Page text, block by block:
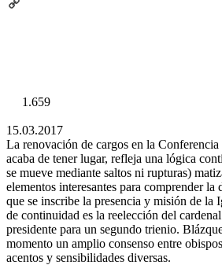
1.659
15.03.2017
La renovación de cargos en la
acaba de tener lugar, refleja una lógica
se mueve mediante saltos ni rupturas)
elementos interesantes para comprender la
que se inscribe la presencia y misión de la
de continuidad es la reelección del
presidente para un segundo trienio.
momento un amplio consenso entre
acentos y sensibilidades diversas.